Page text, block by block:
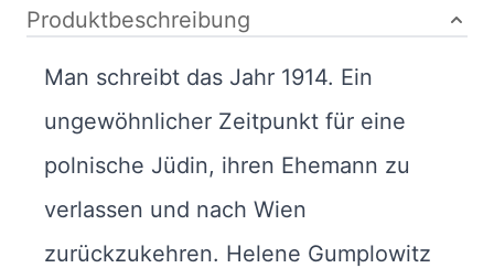
Produktbeschreibung
Man schreibt das Jahr 1914. Ein
ungewöhnlicher Zeitpunkt für eine
polnische Jüdin, ihren Ehemann zu
verlassen und nach Wien
zurückzukehren. Helene Gumplowitz